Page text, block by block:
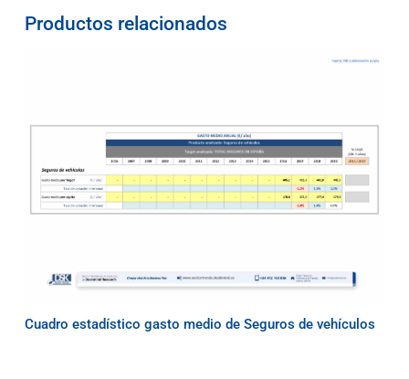
Productos relacionados
Cuadro estadístico gasto medio de Seguros de vehículos